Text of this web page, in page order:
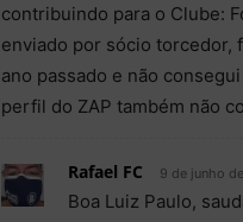
contribuindo para o Clube:
enviado por sócio torcedor,
ano passado e não
perfil do ZAP também não
Rafael FC 9 de junho
Boa Luiz Paulo,